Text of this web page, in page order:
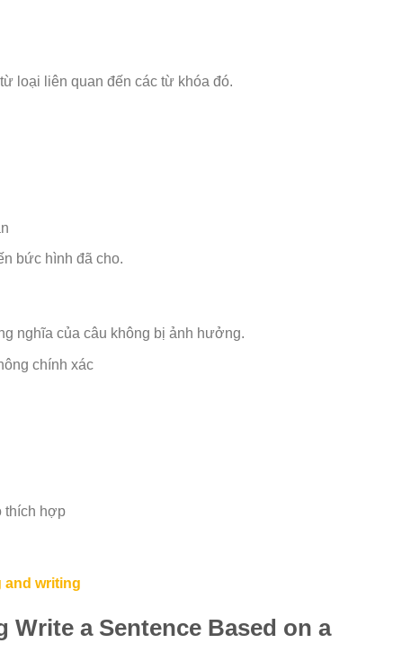
loại liên quan đến các từ khóa đó.
bức hình đã cho.
nghĩa của câu không bị ảnh hưởng.
chính xác
thích hợp
and writing
Write a Sentence Based on a